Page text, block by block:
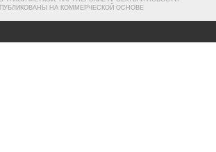
НА КОММЕРЧЕСКОЙ ОСНОВЕ